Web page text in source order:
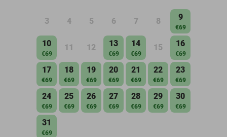
3 4 5 6 7 8 9
€69
10
€69
11 12 13
€69
14
€69
15 16
€69
17
€69
18
€69
19
€69
20
€69
21
€69
22
€69
23
€69
24
€69
25
€69
26
€69
27
€69
28
€69
29
€69
30
€69
31
€69